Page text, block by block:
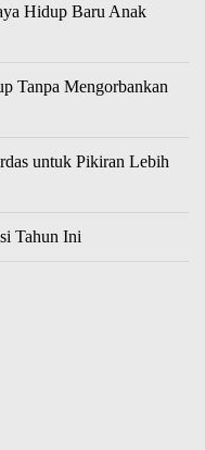
Hidup Baru Anak
Tanpa Mengorbankan
untuk Pikiran Lebih
Tahun Ini